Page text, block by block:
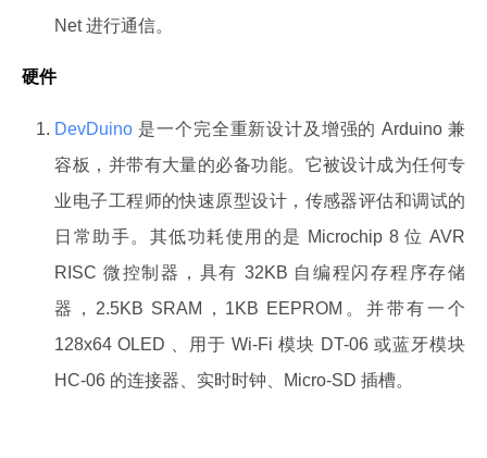
Net 进行通信。
硬件
DevDuino 是一个完全重新设计及增强的 Arduino 兼
容板，并带有大量的必备功能。它被设计成为任何专
业电子工程师的快速原型设计，传感器评估和调试的
日常助手。其低功耗使用的是 Microchip 8 位 AVR
RISC 微控制器，具有 32KB 自编程闪存程序存储
器，2.5KB SRAM，1KB EEPROM。并带有一个
128x64 OLED 、用于 Wi-Fi 模块 DT-06 或蓝牙模块
HC-06 的连接器、实时时钟、Micro-SD 插槽。